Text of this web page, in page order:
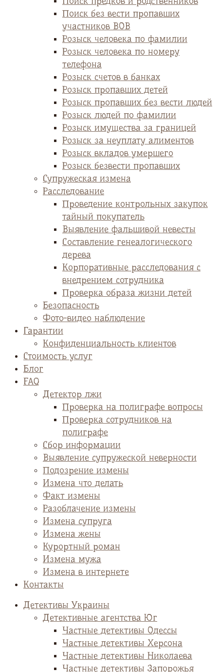
Поиск без вести пропавших
участников ВОВ
Розыск человека по фамилии
Розыск человека по номеру
телефона
Розыск счетов в банках
Розыск пропавших детей
Розыск пропавших без вести людей
Розыск людей по фамилии
Розыск имущества за границей
Розыск за неуплату алиментов
Розыск вкладов умершего
Розыск безвести пропавших
Супружеская измена
Расследование
Проведение контрольных закупок
тайный покупатель
Выявление фальшивой невесты
Cоставление генеалогического
дерева
Корпоративные расследования с
внедрением сотрудника
Проверка образа жизни детей
Безопасность
Фото-видео наблюдение
Гарантии
Конфиденциальность клиентов
Стоимость услуг
Блог
FAQ
Детектор лжи
Проверка на полиграфе вопросы
Проверка сотрудников на
полиграфе
Сбор информации
Выявление супружеской неверности
Подозрение измены
Измена что делать
Факт измены
Разоблачение измены
Измена супруга
Измена жены
Курортный роман
Измена мужа
Измена в интернете
Контакты
Детективы Украины
Детективные агентства Юг
Частные детективы Одессы
Частные детективы Херсона
Частные детективы Николаева
Частные детективы Запорожья